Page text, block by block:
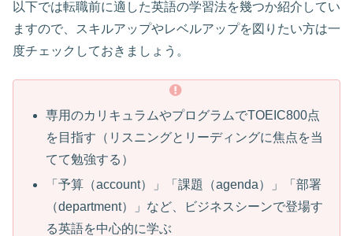
以下では転職前に適した英語の学習法を幾つか紹介してい
ますので、スキルアップやレベルアップを図りたい方は一
度チェックしておきましょう。
専用のカリキュラムやプログラムでTOEIC800点
を目指す（リスニングとリーディングに焦点を当
てて勉強する）
「予算（account）」「課題（agenda）」「部署
（department）」など、ビジネスシーンで登場す
る英語を中心的に学ぶ